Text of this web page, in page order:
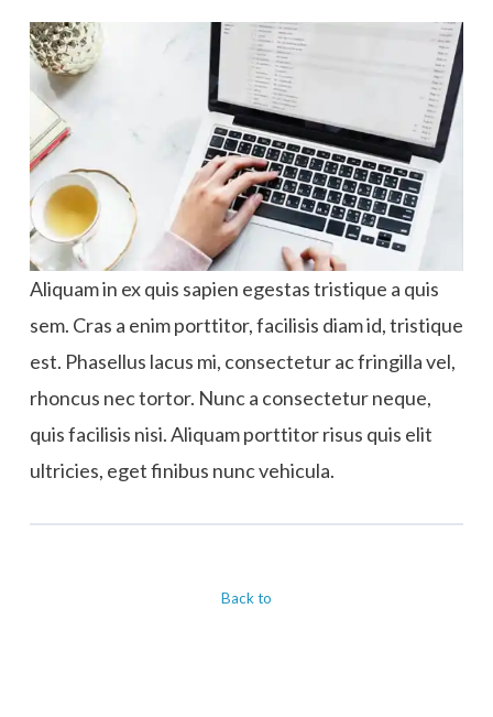
Aliquam in ex quis sapien egestas tristique a quis
sem. Cras a enim porttitor, facilisis diam id, tristique
est. Phasellus lacus mi, consectetur ac fringilla vel,
rhoncus nec tortor. Nunc a consectetur neque,
quis facilisis nisi. Aliquam porttitor risus quis elit
ultricies, eget finibus nunc vehicula.
Back to